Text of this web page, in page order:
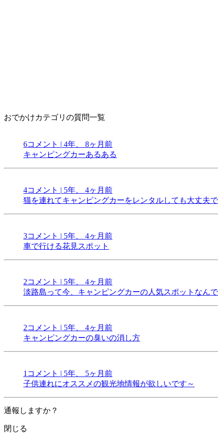
おでかけカテゴリの質問一覧
6コメント | 4年、 8ヶ月前
キャンピングカーあるある
4コメント | 5年、 4ヶ月前
猫を連れてキャンピングカーをレンタルしても大丈夫
3コメント | 5年、 4ヶ月前
車で行ける花見スポット
2コメント | 5年、 4ヶ月前
淡路島って今、キャンピングカーの人気スポットなん
2コメント | 5年、 4ヶ月前
キャンピングカーの臭いの消し方
1コメント | 5年、 5ヶ月前
子供連れにオススメの観光地情報が欲しいです～
通報しますか？
閉じる